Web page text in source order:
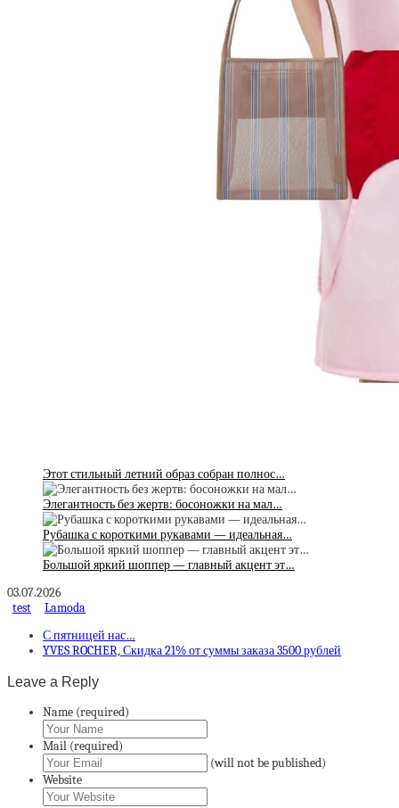
Этот стильный летний образ собран полнос…
Элегантность без жертв: босоножки на мал…
Рубашка с короткими рукавами — идеальная…
Большой яркий шоппер — главный акцент эт…
03.07.2026
test
Lamoda
С пятницей нас…
YVES ROCHER, Скидка 21% от суммы заказа 3500 рублей
Leave a Reply
Name (required)
Mail (required)
(will not be published)
Website